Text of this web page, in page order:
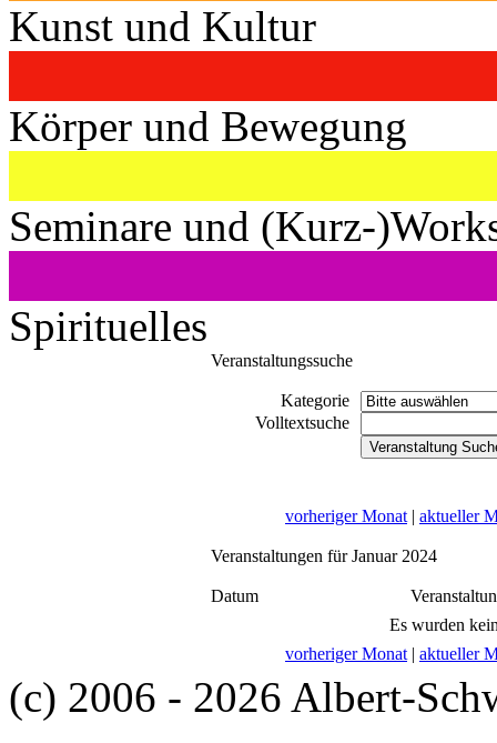
Kunst und Kultur
Körper und Bewegung
Seminare und (Kurz-
Spirituelles
Veranstaltungssuche
Kategorie
Volltextsuche
vorheriger Monat | aktueller
Veranstaltungen für Januar 2024
Datum
Es wurden
vorheriger Monat | aktueller
(c) 2006 - 2026 Albert-